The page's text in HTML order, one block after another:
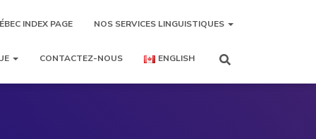
INDEX PAGE NOS SERVICES LINGUISTIQUES
CONTACTEZ-NOUS ENGLISH